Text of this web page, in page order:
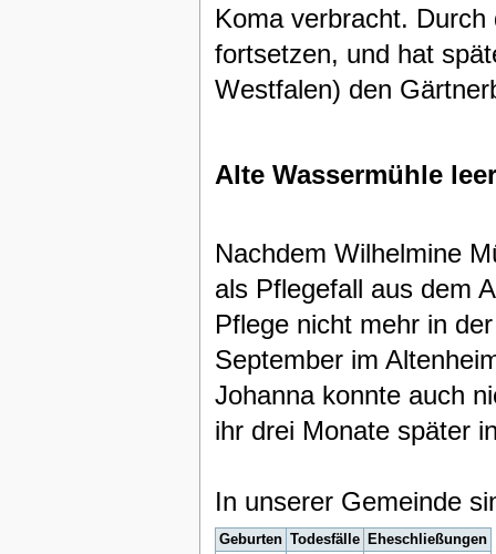
Koma verbracht.
fortsetzen, und hat
Westfalen) den
Alte Wassermühle
Nachdem Wilhelmine
als Pflegefall aus dem
Pflege nicht mehr in
September im
Johanna konnte auch
ihr drei Monate später
In unserer Gemeinde
Geburten Todesfälle
Eheschließungen